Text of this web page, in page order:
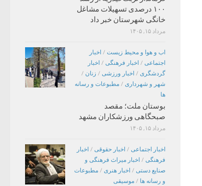
۱۰۰ درصدی تسهیلات مشاغل
خانگی شهرستان خبر داد
مرداد ۱۵, ۱۴۰۵
اب و هوا و محیط زیست / اخبار
اجتماعی / اخبار فرهنگی / اخبار
گردشگری / اخبار ورزشی / زنان /
شهر و شهرداری / مطبوعات و رسانه
ها
بوستان ملت؛ مقصد
صبحگاهی ورزشکاران مشهد
مرداد ۱۵, ۱۴۰۵
اخبار اجتماعی / اخبار حقوقی / اخبار
فرهنگی / اخبار میراث فرهنگی و
صنایع دستی / اخبار هنری / مطبوعات
و رسانه ها / موسیقی